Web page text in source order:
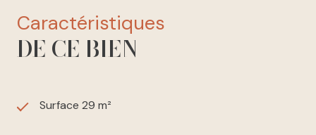
caractéristiques
DE CE BIEN
Surface 29 m²